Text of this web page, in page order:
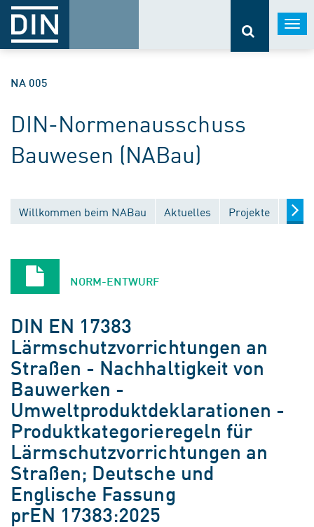
NA 005
DIN-Normenausschuss
Bauwesen (NABau)
Willkommen beim NABau Aktuelles Projekte
NORM-ENTWURF
DIN EN 17383
Lärmschutzvorrichtungen an
Straßen - Nachhaltigkeit von
Bauwerken -
Umweltproduktdeklarationen -
Produktkategorieregeln für
Lärmschutzvorrichtungen an
Straßen; Deutsche und
Englische Fassung
prEN 17383:2025